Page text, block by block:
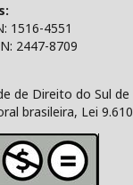
1516-4551
2447-8709
de Direito do Sul
brasileira, Lei